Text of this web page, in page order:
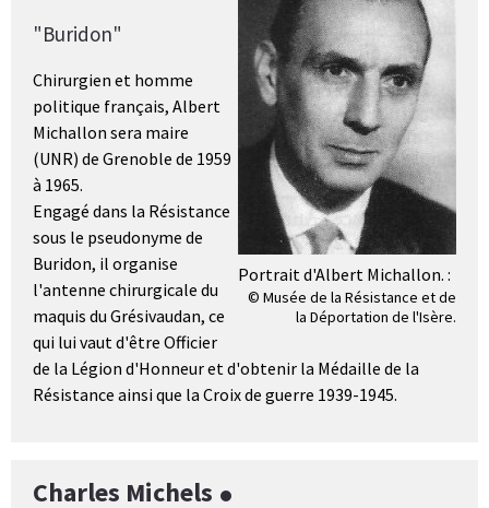
Portrait d'Albert Michallon. :
© Musée de la Résistance et de
la Déportation de l'Isère.
"Buridon"
Chirurgien et homme
politique français, Albert
Michallon sera maire
(UNR) de Grenoble de 1959
à 1965.
Engagé dans la Résistance
sous le pseudonyme de
Buridon, il organise
l'antenne chirurgicale du
maquis du Grésivaudan, ce
qui lui vaut d'être Officier
de la Légion d'Honneur et d'obtenir la Médaille de la
Résistance ainsi que la Croix de guerre 1939-1945.
Charles Michels